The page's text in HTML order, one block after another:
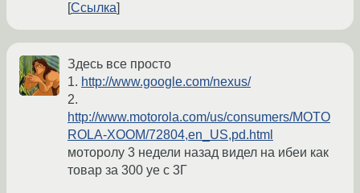
Ссылка
Здесь все просто
1. http://www.google.com/nexus/
2.
http://www.motorola.com/us/consumers/MOTO
ROLA-XOOM/72804,en_US,pd.html
моторолу 3 недели назад видел на ибеи как
товар за 300 уе с 3Г